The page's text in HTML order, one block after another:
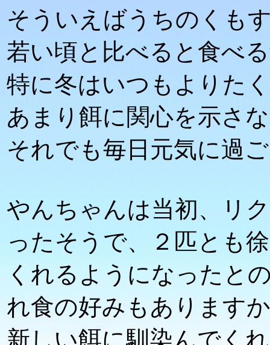
そういえばうちのくも
若い頃と比べると食べ
特に冬はいつもよりた
あまり餌に関心を示さ
それでも毎日元気に過
やんちゃんは当初、リ
ったそうで、２匹とも
くれるようになったと
れ食の好みもあります
新しい餌に馴染んでく